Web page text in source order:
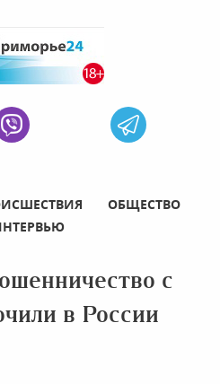
ОБЩЕСТВО
с
в России